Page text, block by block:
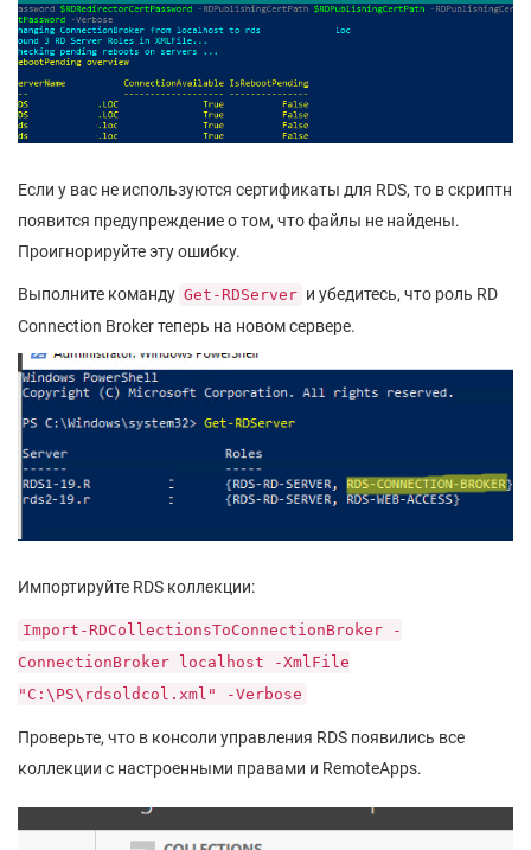
Если у вас не используются сертификаты для RDS, то в скриптн
появится предупреждение о том, что файлы не найдены.
Проигнорируйте эту ошибку.
Выполните команду Get-RDServer и убедитесь, что роль RD
Connection Broker теперь на новом сервере.
Импортируйте RDS коллекции:
Import-RDCollectionsToConnectionBroker -
ConnectionBroker localhost -XmlFile
"C:\PS\rdsoldcol.xml" -Verbose
Проверьте, что в консоли управления RDS появились все
коллекции с настроенными правами и RemoteApps.